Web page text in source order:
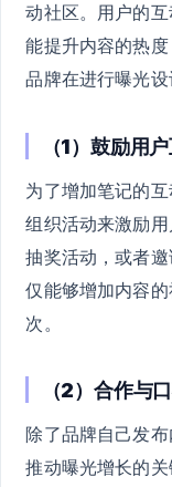
动社区。用户的
能提升内容的热
品牌在进行曝光设
（1）鼓励用
为了增加笔记的
组织活动来激励
抽奖活动，或者
仅能够增加内容
次。
（2）合作与
除了品牌自己发
推动曝光增长的